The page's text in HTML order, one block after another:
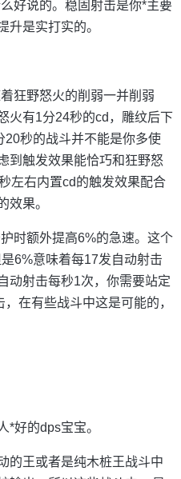
好说的。稳固射击是你*主要
升是实打实的。
狂野怒火的削弱一并削弱
火有1分24秒的cd，雕纹后下
20秒的战斗并不能是你多使
到触发效果能恰巧和狂野怒
左右内置cd的触发效果配合
效果。
时额外提高6%的急速。这个
6%意味着每17发自动射击
动射击每秒1次，你需要站定
在有些战斗中这是可能的，
*好的dps宝宝。
的王或者是纯木桩王战斗中